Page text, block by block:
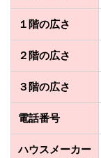
１階の広さ
２階の広さ
３階の広さ
電話番号
ハウスメーカー